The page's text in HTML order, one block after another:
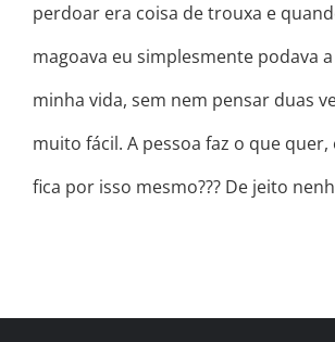
perdoar era coisa de trouxa e
magoava eu simplesmente podava
minha vida, sem nem pensar duas
muito fácil. A pessoa faz o que
fica por isso mesmo??? De jeito